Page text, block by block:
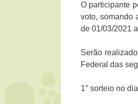
O participante
voto, somando
de 01/03/2021
Serão
Federal das
1° sorteio no